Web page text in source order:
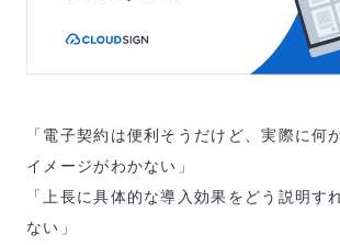
「電子契約は便利そうだけど、実際に何
イメージがわかない」
「上長に具体的な導入効果をどう説明す
ない」